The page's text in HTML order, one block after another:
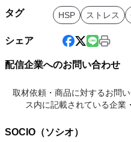
タグ HSP ストレス
シェア
配信企業へのお問い合わせ
取材依頼・商品に対するお問
ス内に記載されている企業
SOCIO（ソシオ）